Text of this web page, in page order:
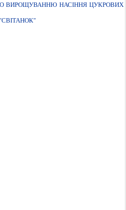
ВИРОЩУВАННЮ НАСIННЯ ЦУКРОВИХ